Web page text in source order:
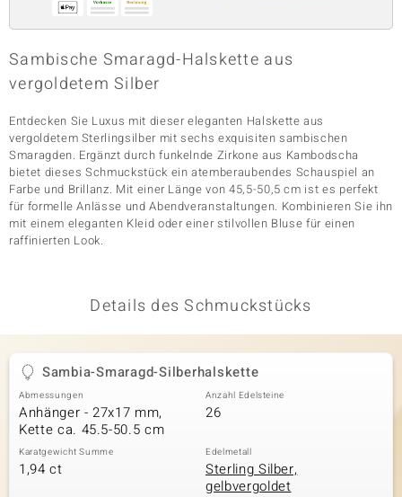
Sambische Smaragd-Halskette aus
vergoldetem Silber
Entdecken Sie Luxus mit dieser eleganten Halskette aus
vergoldetem Sterlingsilber mit sechs exquisiten sambischen
Smaragden. Ergänzt durch funkelnde Zirkone aus Kambodscha
bietet dieses Schmuckstück ein atemberaubendes Schauspiel an
Farbe und Brillanz. Mit einer Länge von 45,5-50,5 cm ist es perfekt
für formelle Anlässe und Abendveranstaltungen. Kombinieren Sie ihn
mit einem eleganten Kleid oder einer stilvollen Bluse für einen
raffinierten Look.
Details des Schmuckstücks
Sambia-Smaragd-Silberhalskette
Abmessungen
Anhänger - 27x17 mm,
Kette ca. 45.5-50.5 cm
Anzahl Edelsteine
26
Karatgewicht Summe
1,94 ct
Edelmetall
Sterling Silber,
gelbvergoldet